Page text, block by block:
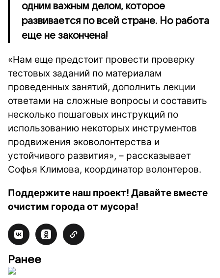
одним важным делом, которое
развивается по всей стране. Но работа
еще не закончена!
«Нам еще предстоит провести проверку
тестовых заданий по материалам
проведенных занятий, дополнить лекции
ответами на сложные вопросы и составить
несколько пошаговых инструкций по
использованию некоторых инструментов
продвижения эковолонтерства и
устойчивого развития», – рассказывает
Софья Климова, координатор волонтеров.
Поддержите наш проект! Давайте вместе
очистим города от мусора!
Ранее